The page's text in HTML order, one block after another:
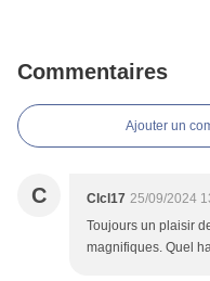
Commentaires
Ajouter un
C Clcl17 25/09/2024
Toujours un plaisir
magnifiques. Quel